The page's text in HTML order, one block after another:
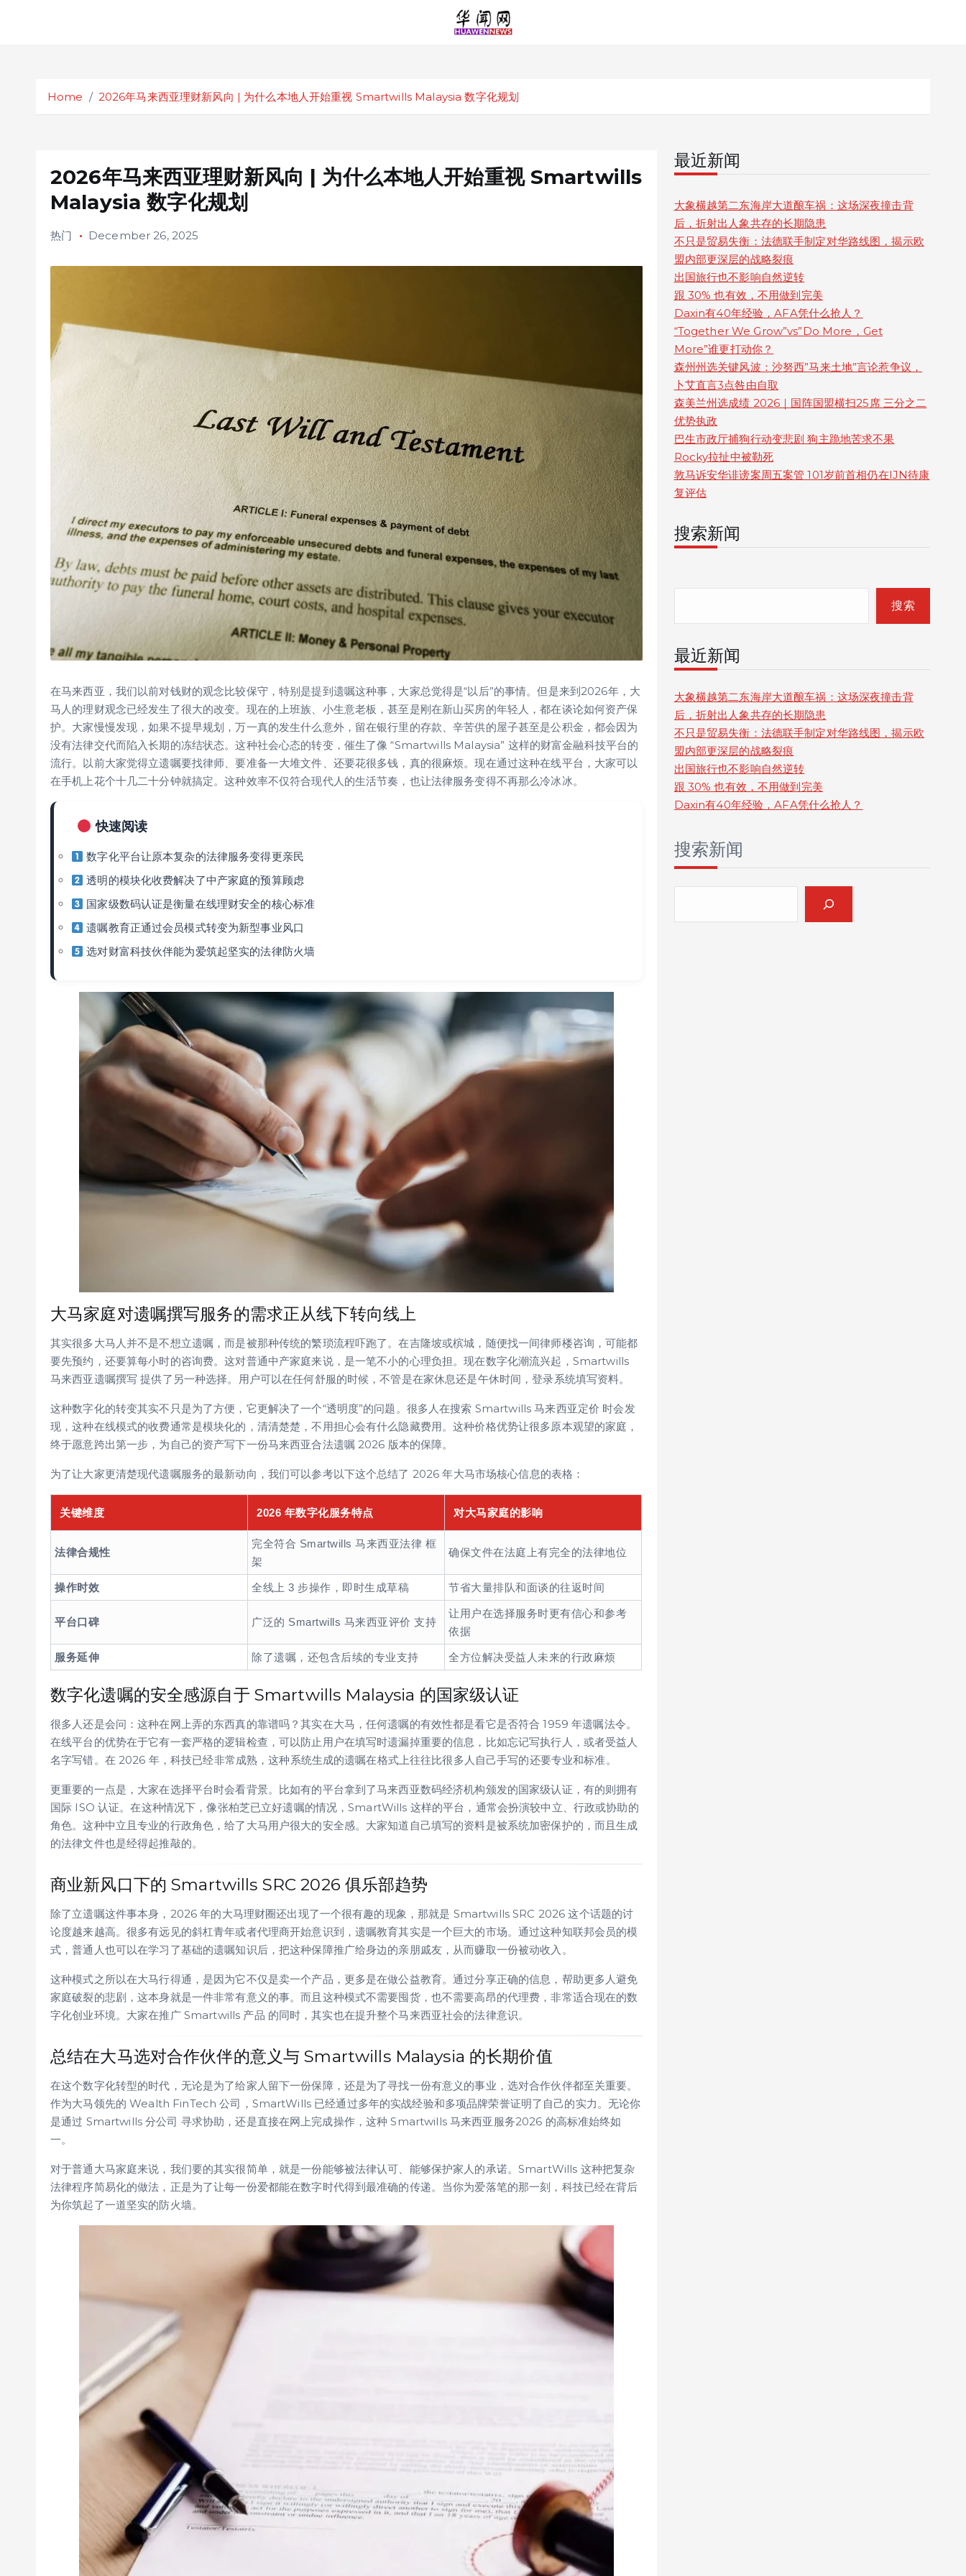
Home 2026年马来西亚理财新风向 | 为什么本地人开始重视 Smartwills Malaysia 数字化规划
2026年马来西亚理财新风向 | 为什么本地人开始重视 Smartwills
Malaysia 数字化规划
热门 December 26, 2025
在马来西亚，我们以前对钱财的观念比较保守，特别是提到遗嘱这种事，大家总觉得是“以后”的事情。但是来到2026年，大
马人的理财观念已经发生了很大的改变。现在的上班族、小生意老板，甚至是刚在新山买房的年轻人，都在谈论如何资产保
护。大家慢慢发现，如果不提早规划，万一真的发生什么意外，留在银行里的存款、辛苦供的屋子甚至是公积金，都会因为
没有法律交代而陷入长期的冻结状态。这种社会心态的转变，催生了像 “Smartwills Malaysia” 这样的财富金融科技平台的
流行。以前大家觉得立遗嘱要找律师、要准备一大堆文件、还要花很多钱，真的很麻烦。现在通过这种在线平台，大家可以
在手机上花个十几二十分钟就搞定。这种效率不仅符合现代人的生活节奏，也让法律服务变得不再那么冷冰冰。
快速阅读
数字化平台让原本复杂的法律服务变得更亲民
透明的模块化收费解决了中产家庭的预算顾虑
国家级数码认证是衡量在线理财安全的核心标准
遗嘱教育正通过会员模式转变为新型事业风口
选对财富科技伙伴能为爱筑起坚实的法律防火墙
大马家庭对遗嘱撰写服务的需求正从线下转向线上
其实很多大马人并不是不想立遗嘱，而是被那种传统的繁琐流程吓跑了。在吉隆坡或槟城，随便找一间律师楼咨询，可能都
要先预约，还要算每小时的咨询费。这对普通中产家庭来说，是一笔不小的心理负担。现在数字化潮流兴起，Smartwills
马来西亚遗嘱撰写 提供了另一种选择。用户可以在任何舒服的时候，不管是在家休息还是午休时间，登录系统填写资料。
这种数字化的转变其实不只是为了方便，它更解决了一个“透明度”的问题。很多人在搜索 Smartwills 马来西亚定价 时会发
现，这种在线模式的收费通常是模块化的，清清楚楚，不用担心会有什么隐藏费用。这种价格优势让很多原本观望的家庭，
终于愿意跨出第一步，为自己的资产写下一份马来西亚合法遗嘱 2026 版本的保障。
为了让大家更清楚现代遗嘱服务的最新动向，我们可以参考以下这个总结了 2026 年大马市场核心信息的表格：
关键维度 2026 年数字化服务特点 对大马家庭的影响
法律合规性
完全符合 Smartwills 马来西亚法律 框
架
确保文件在法庭上有完全的法律地位
操作时效 全线上 3 步操作，即时生成草稿 节省大量排队和面谈的往返时间
平台口碑 广泛的 Smartwills 马来西亚评价 支持
让用户在选择服务时更有信心和参考
依据
服务延伸 除了遗嘱，还包含后续的专业支持 全方位解决受益人未来的行政麻烦
数字化遗嘱的安全感源自于 Smartwills Malaysia 的国家级认证
很多人还是会问：这种在网上弄的东西真的靠谱吗？其实在大马，任何遗嘱的有效性都是看它是否符合 1959 年遗嘱法令。
在线平台的优势在于它有一套严格的逻辑检查，可以防止用户在填写时遗漏掉重要的信息，比如忘记写执行人，或者受益人
名字写错。在 2026 年，科技已经非常成熟，这种系统生成的遗嘱在格式上往往比很多人自己手写的还要专业和标准。
更重要的一点是，大家在选择平台时会看背景。比如有的平台拿到了马来西亚数码经济机构颁发的国家级认证，有的则拥有
国际 ISO 认证。在这种情况下，像张柏芝已立好遗嘱的情况，SmartWills 这样的平台，通常会扮演较中立、行政或协助的
角色。这种中立且专业的行政角色，给了大马用户很大的安全感。大家知道自己填写的资料是被系统加密保护的，而且生成
的法律文件也是经得起推敲的。
商业新风口下的 Smartwills SRC 2026 俱乐部趋势
除了立遗嘱这件事本身，2026 年的大马理财圈还出现了一个很有趣的现象，那就是 Smartwills SRC 2026 这个话题的讨
论度越来越高。很多有远见的斜杠青年或者代理商开始意识到，遗嘱教育其实是一个巨大的市场。通过这种知联邦会员的模
式，普通人也可以在学习了基础的遗嘱知识后，把这种保障推广给身边的亲朋戚友，从而赚取一份被动收入。
这种模式之所以在大马行得通，是因为它不仅是卖一个产品，更多是在做公益教育。通过分享正确的信息，帮助更多人避免
家庭破裂的悲剧，这本身就是一件非常有意义的事。而且这种模式不需要囤货，也不需要高昂的代理费，非常适合现在的数
字化创业环境。大家在推广 Smartwills 产品 的同时，其实也在提升整个马来西亚社会的法律意识。
总结在大马选对合作伙伴的意义与 Smartwills Malaysia 的长期价值
在这个数字化转型的时代，无论是为了给家人留下一份保障，还是为了寻找一份有意义的事业，选对合作伙伴都至关重要。
作为大马领先的 Wealth FinTech 公司，SmartWills 已经通过多年的实战经验和多项品牌荣誉证明了自己的实力。无论你
是通过 Smartwills 分公司 寻求协助，还是直接在网上完成操作，这种 Smartwills 马来西亚服务2026 的高标准始终如
一。
对于普通大马家庭来说，我们要的其实很简单，就是一份能够被法律认可、能够保护家人的承诺。SmartWills 这种把复杂
法律程序简易化的做法，正是为了让每一份爱都能在数字时代得到最准确的传递。当你为爱落笔的那一刻，科技已经在背后
为你筑起了一道坚实的防火墙。
最近新闻
大象横越第二东海岸大道酿车祸：这场深夜撞击背
后，折射出人象共存的长期隐患
不只是贸易失衡：法德联手制定对华路线图，揭示欧
盟内部更深层的战略裂痕
出国旅行也不影响自然逆转
跟 30% 也有效，不用做到完美
Daxin有40年经验，AFA凭什么抢人？
“Together We Grow”vs”Do More，Get
More”谁更打动你？
森州州选关键风波：沙努西”马来土地”言论惹争议，
卜艾直言3点咎由自取
森美兰州选成绩 2026｜国阵国盟横扫25席 三分之二
优势执政
巴生市政厅捕狗行动变悲剧 狗主跪地苦求不果
Rocky拉扯中被勒死
敦马诉安华诽谤案周五案管 101岁前首相仍在IJN待康
复评估
搜索新闻
r
c
h
搜索
最近新闻
大象横越第二东海岸大道酿车祸：这场深夜撞击背
后，折射出人象共存的长期隐患
不只是贸易失衡：法德联手制定对华路线图，揭示欧
盟内部更深层的战略裂痕
出国旅行也不影响自然逆转
跟 30% 也有效，不用做到完美
Daxin有40年经验，AFA凭什么抢人？
搜索新闻